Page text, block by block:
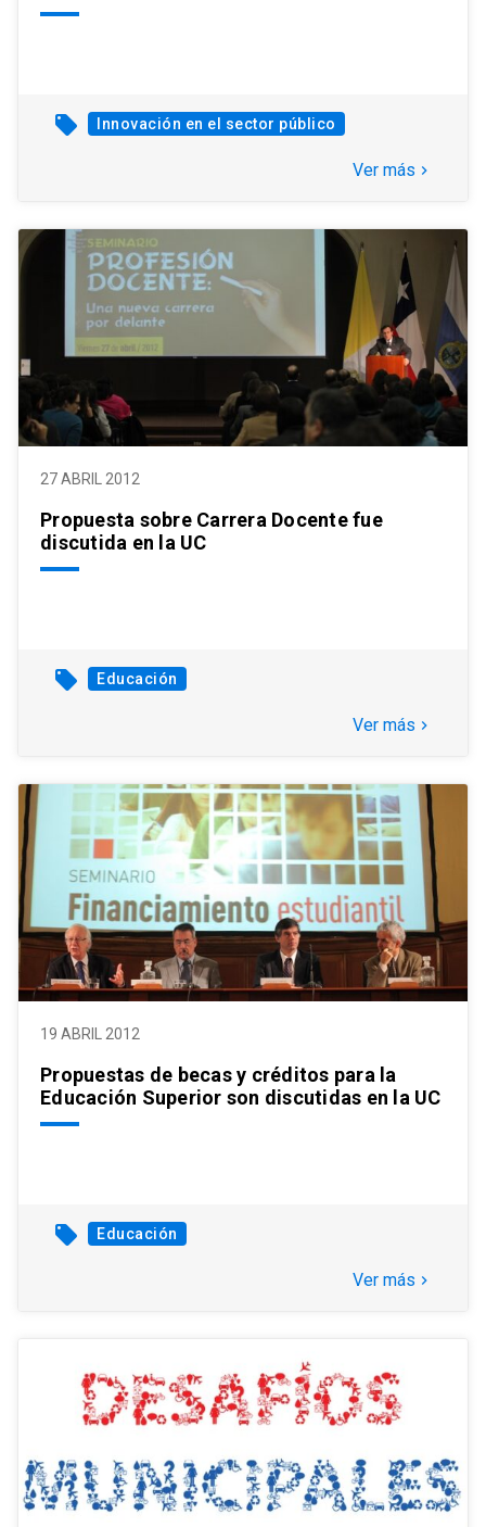
local_offer Innovación en el sector público
Ver más keyboard_arrow_right
27 ABRIL 2012
Propuesta sobre Carrera Docente fue
discutida en la UC
local_offer Educación
Ver más keyboard_arrow_right
19 ABRIL 2012
Propuestas de becas y créditos para la
Educación Superior son discutidas en la UC
local_offer Educación
Ver más keyboard_arrow_right